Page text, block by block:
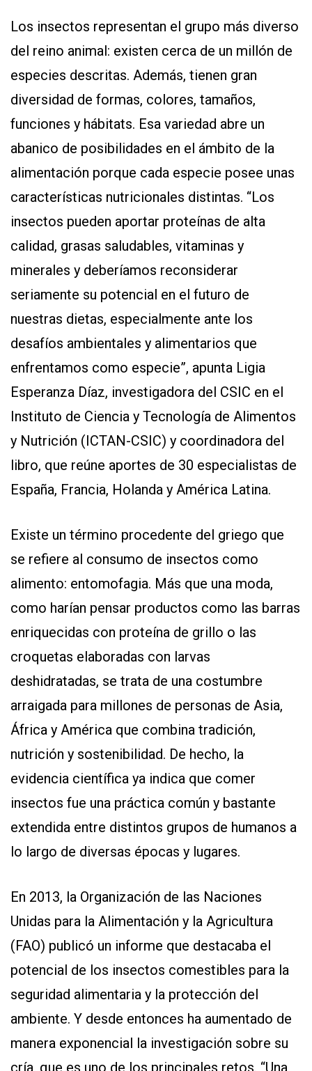
Los insectos representan el grupo más diverso
del reino animal: existen cerca de un millón de
especies descritas. Además, tienen gran
diversidad de formas, colores, tamaños,
funciones y hábitats. Esa variedad abre un
abanico de posibilidades en el ámbito de la
alimentación porque cada especie posee unas
características nutricionales distintas. “Los
insectos pueden aportar proteínas de alta
calidad, grasas saludables, vitaminas y
minerales y deberíamos reconsiderar
seriamente su potencial en el futuro de
nuestras dietas, especialmente ante los
desafíos ambientales y alimentarios que
enfrentamos como especie”, apunta Ligia
Esperanza Díaz, investigadora del CSIC en el
Instituto de Ciencia y Tecnología de Alimentos
y Nutrición (ICTAN-CSIC) y coordinadora del
libro, que reúne aportes de 30 especialistas de
España, Francia, Holanda y América Latina.
Existe un término procedente del griego que
se refiere al consumo de insectos como
alimento: entomofagia. Más que una moda,
como harían pensar productos como las barras
enriquecidas con proteína de grillo o las
croquetas elaboradas con larvas
deshidratadas, se trata de una costumbre
arraigada para millones de personas de Asia,
África y América que combina tradición,
nutrición y sostenibilidad. De hecho, la
evidencia científica ya indica que comer
insectos fue una práctica común y bastante
extendida entre distintos grupos de humanos a
lo largo de diversas épocas y lugares.
En 2013, la Organización de las Naciones
Unidas para la Alimentación y la Agricultura
(FAO) publicó un informe que destacaba el
potencial de los insectos comestibles para la
seguridad alimentaria y la protección del
ambiente. Y desde entonces ha aumentado de
manera exponencial la investigación sobre su
cría, que es uno de los principales retos. “Una